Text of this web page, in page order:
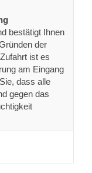
bestätigt Ihnen
der
ist es
am Eingang
dass alle
gegen das